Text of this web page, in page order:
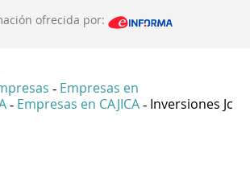
ofrecida por:
- Empresas en
- Empresas en CAJICA - Inversiones Jc